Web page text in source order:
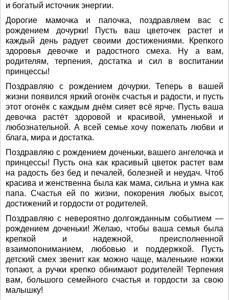
и богатый источник энергии.
Дорогие мамочка и папочка, поздравляем вас с
рождением дочурки! Пусть ваш цветочек растет и
каждый день радует своими достижениями. Крепкого
здоровья девочке и радостного смеха. Ну а вам,
родителям, терпения, достатка и сил в воспитании
принцессы!
Поздравляю с рождением дочурки. Теперь в вашей
жизни появился яркий огонёк счастья и радости, и пусть
этот огонёк с каждым днём сияет всё ярче. Пусть ваша
девочка растёт здоровой и красивой, умненькой и
любознательной. А всей семье хочу пожелать любви и
блага, мира и достатка.
Поздравляю с рождением доченьки, вашего ангелочка и
принцессы! Пусть она как красивый цветок растет вам
на радость без бед и печалей, болезней и неудач. Чтоб
красива и женственна была как мама, сильна и умна как
папа. Счастья ей по жизни, покорения любых высот,
достижений и гордости от родителей.
Поздравляю с невероятно долгожданным событием —
рождением доченьки! Желаю, чтобы ваша семья была
крепкой и надежной, преисполненной
взаимопониманием, любовью и поддержкой. Пусть
детский смех звенит как можно чаще, маленькие ножки
топают, а ручки крепко обнимают родителей! Терпения
вам, большого семейного счастья и гордости за свою
малышку!